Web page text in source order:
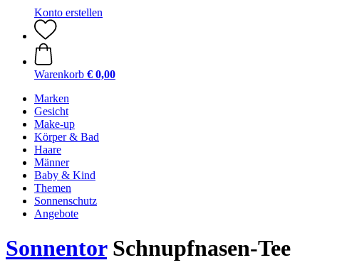
Konto erstellen
Warenkorb € 0,00
Marken
Gesicht
Make-up
Körper & Bad
Haare
Männer
Baby & Kind
Themen
Sonnenschutz
Angebote
SonnentorSchnupfnasen-Tee